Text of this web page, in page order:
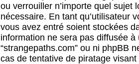
ou verrouiller n’importe quel sujet
nécessaire. En tant qu’utilisateur
vous avez entré soient stockées
information ne sera pas diffusée
“strangepaths.com” ou ni phpBB
cas de tentative de piratage